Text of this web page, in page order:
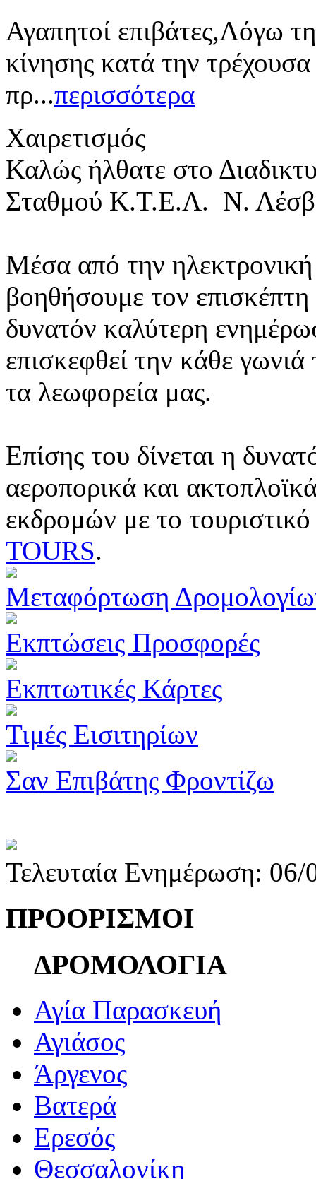
Αγαπητοί επιβάτες,Λόγω
κίνησης κατά την
πρ...περισσότερα
Χαιρετισμός
Καλώς ήλθατε στο
Σταθμού Κ.Τ.Ε.Λ. Ν.
Μέσα από την ηλεκτρονική
βοηθήσουμε τον
δυνατόν καλύτερη
επισκεφθεί την κάθε
τα λεωφορεία μας.
Επίσης του δίνεται η
αεροπορικά και
εκδρομών με το
TOURS.
Μεταφόρτωση
Εκπτώσεις Προσφορές
Εκπτωτικές Κάρτες
Τιμές Εισιτηρίων
Σαν Επιβάτης Φροντίζω
Τελευταία Ενημέρωση:
ΠΡΟΟΡΙΣΜΟΙ
ΔΡΟΜΟΛΟΓΙΑ
Αγία Παρασκευή
Αγιάσος
Άργενος
Βατερά
Ερεσός
Θεσσαλονίκη